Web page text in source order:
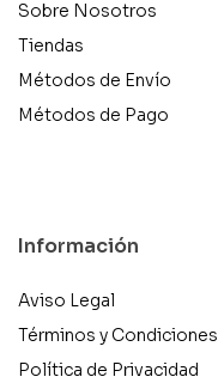
Sobre Nosotros
Tiendas
Métodos de Envío
Métodos de Pago
Información
Aviso Legal
Términos y Condiciones
Política de Privacidad